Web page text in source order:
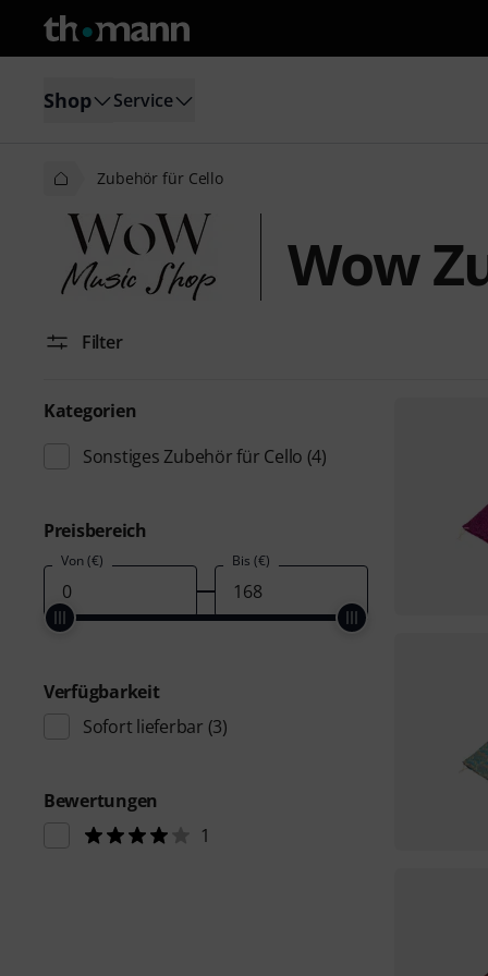
Shop Service
Zubehör für Cello
Wow
Filter
Kategorien
Sonstiges Zubehör für Cello (4)
Preisbereich
Von (€) Bis (€)
Verfügbarkeit
Sofort lieferbar (3)
Bewertungen
1